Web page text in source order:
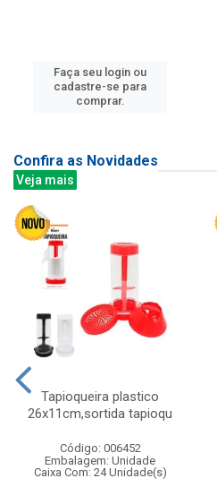
Faça seu login ou
cadastre-se para
comprar.
Confira as Novidades
Veja mais
Tapioqueira plastico
26x11cm,sortida tapioqu
Código: 006452
Embalagem: Unidade
Caixa Com: 24 Unidade(s)